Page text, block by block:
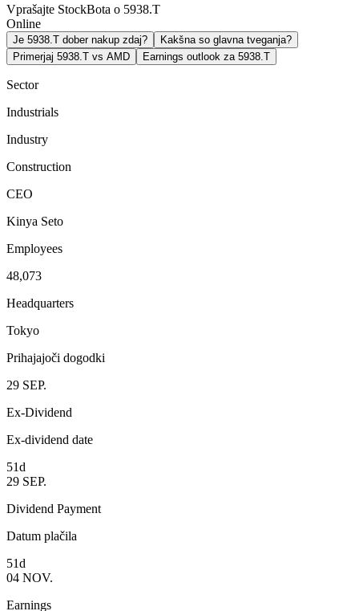
Vprašajte StockBota o 5938.T
Online
Je 5938.T dober nakup zdaj?
Kakšna so glavna tveganja?
Primerjaj 5938.T vs AMD
Earnings outlook za 5938.T
Sector
Industrials
Industry
Construction
CEO
Kinya Seto
Employees
48,073
Headquarters
Tokyo
Prihajajoči dogodki
29 SEP.
Ex-Dividend
Ex-dividend date
51d
29 SEP.
Dividend Payment
Datum plačila
51d
04 NOV.
Earnings